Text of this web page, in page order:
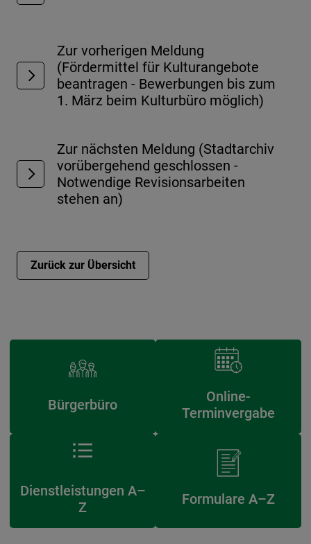
Zur vorherigen Meldung
(Fördermittel für Kulturangebote
beantragen - Bewerbungen bis zum
1. März beim Kulturbüro möglich)
Zur nächsten Meldung (Stadtarchiv
vorübergehend geschlossen -
Notwendige Revisionsarbeiten
stehen an)
Zurück zur Übersicht
Bürgerbüro
Online-
Terminvergabe
Dienstleistungen A–
Z
Formulare A–Z